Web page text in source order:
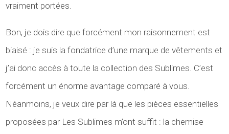
vraiment portées.
Bon, je dois dire que forcément mon raisonnement est
biaisé : je suis la fondatrice d’une marque de vêtements et
j’ai donc accès à toute la collection des Sublimes. C’est
forcément un énorme avantage comparé à vous.
Néanmoins, je veux dire par là que les pièces essentielles
proposées par Les Sublimes m’ont suffit : la chemise